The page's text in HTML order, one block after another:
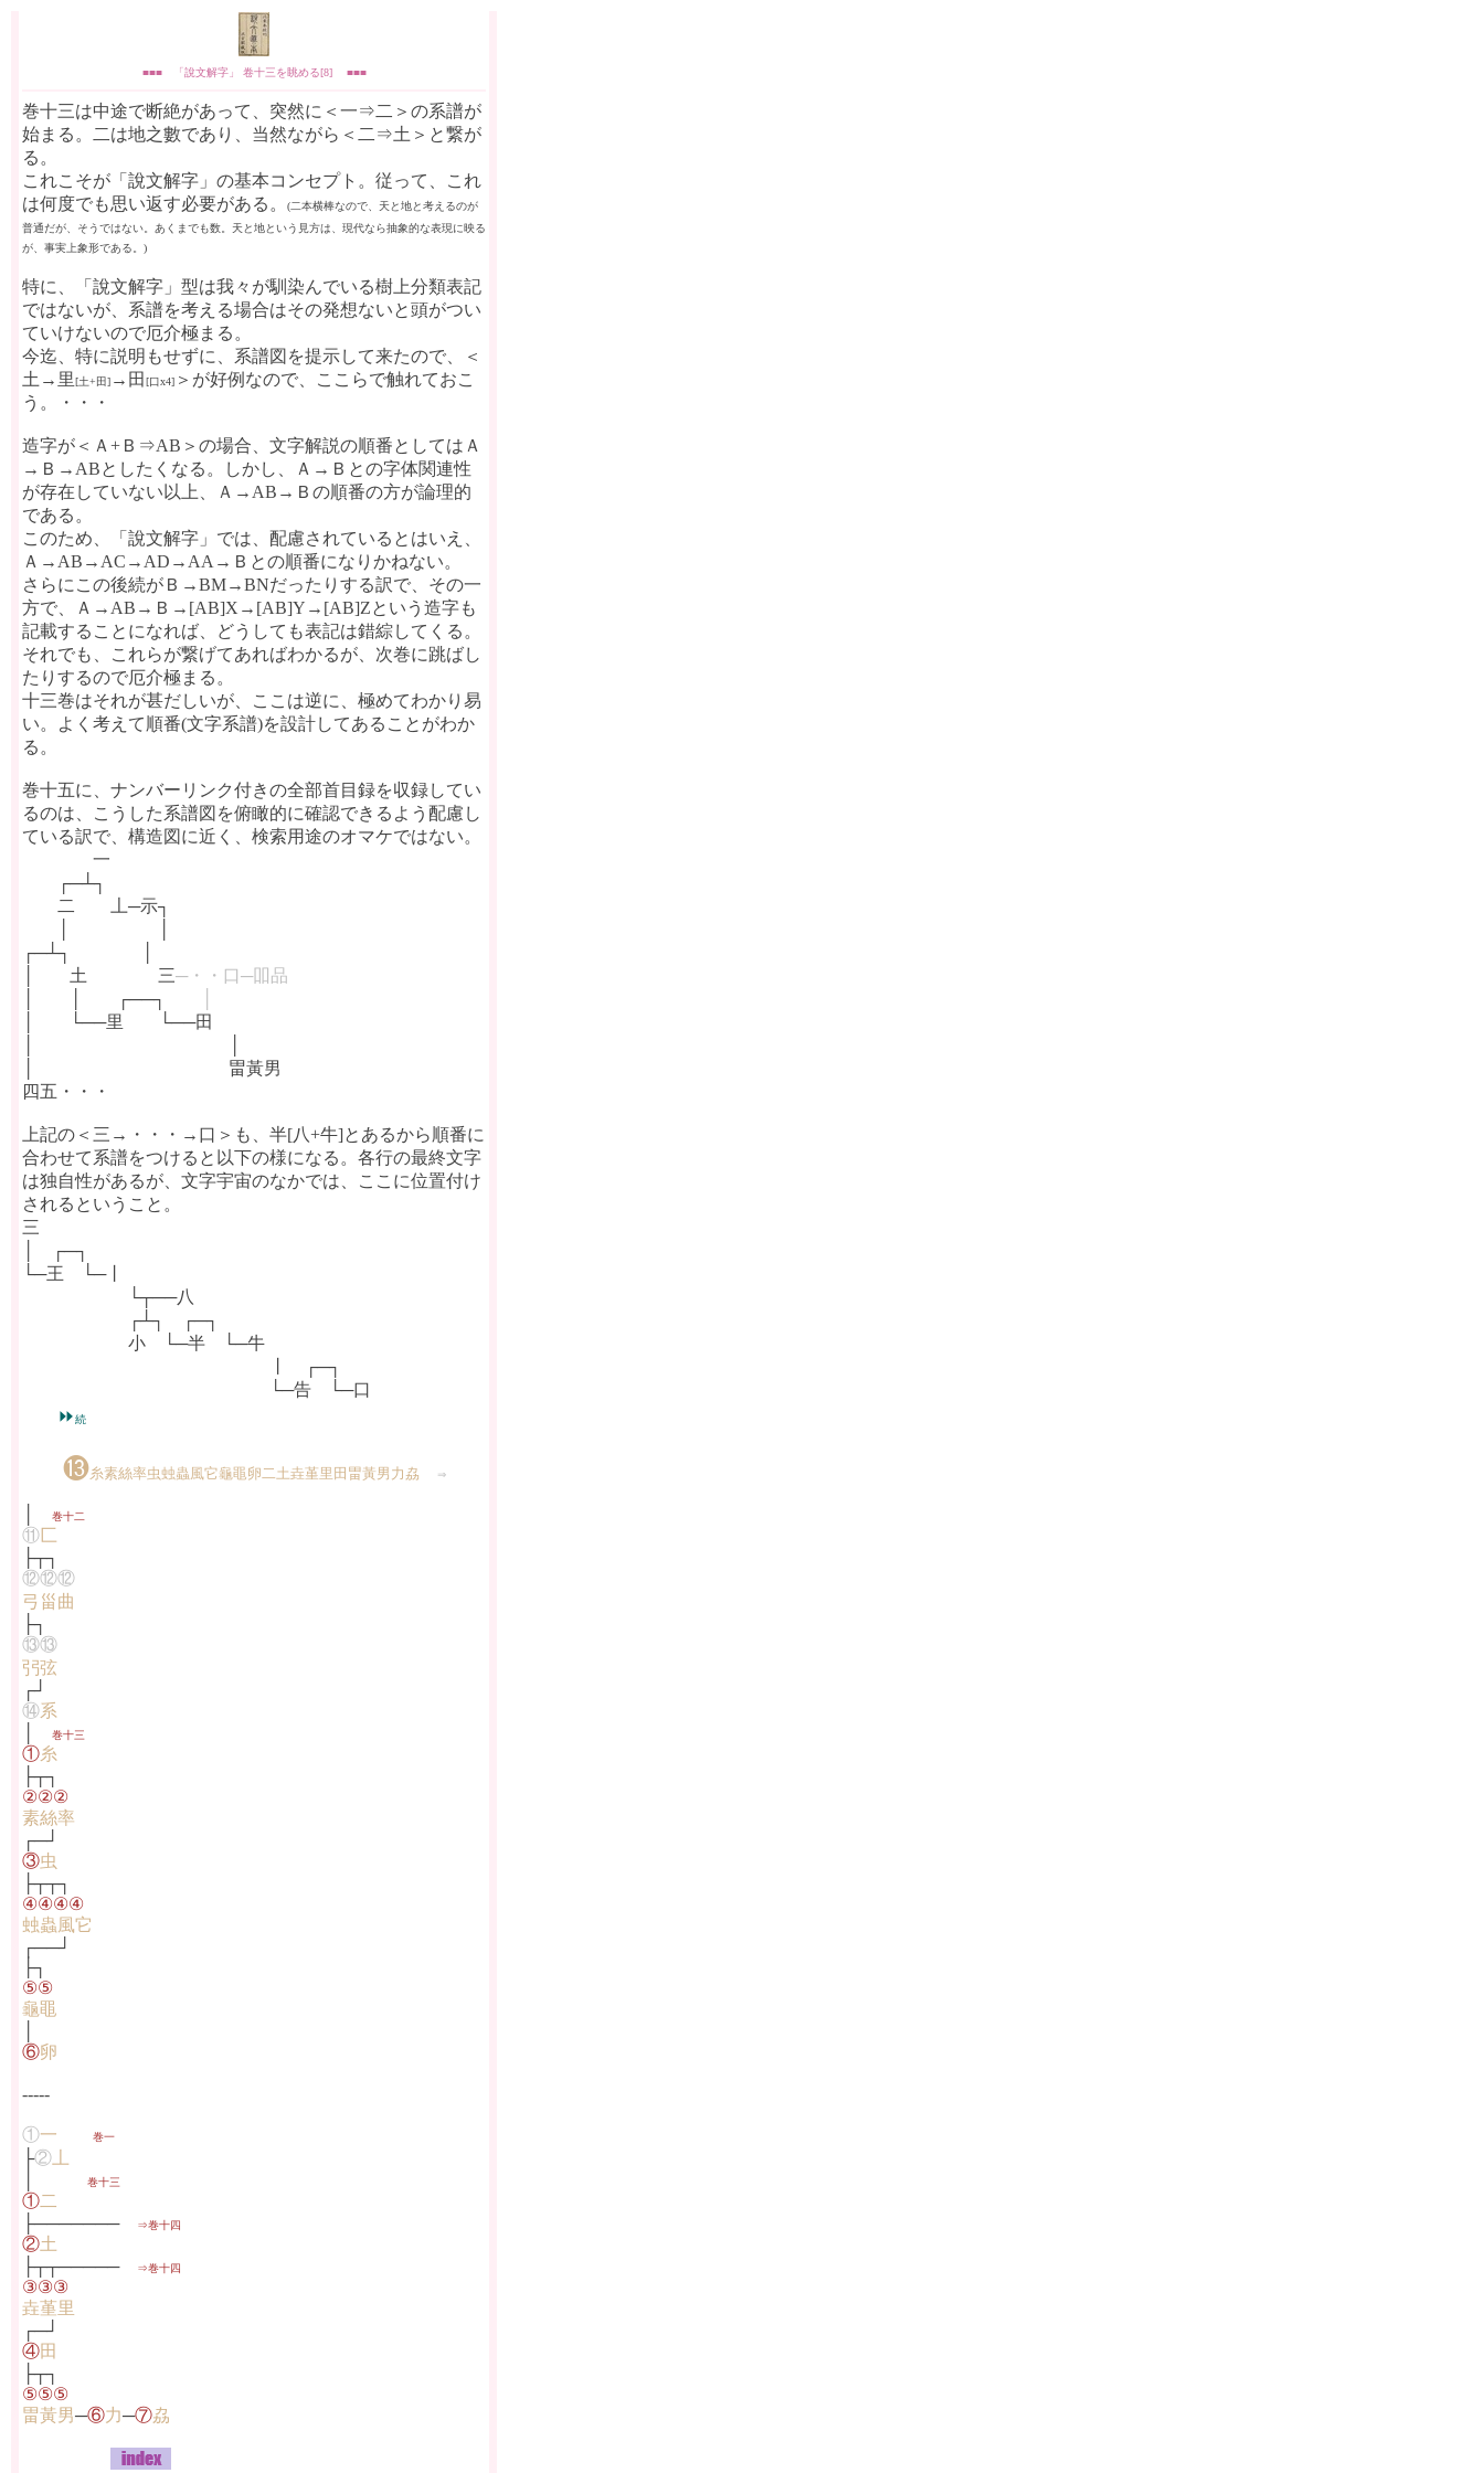
■■■ 「說文解字」 卷十三を眺める[8] ■■■
巻十三は中途で断絶があって、突然に＜一⇒二＞の系譜が
始まる。二は地之數であり、当然ながら＜二⇒土＞と繋が
る。
これこそが「說文解字」の基本コンセプト。従って、これ
は何度でも思い返す必要がある。
(二本横棒なので、天と地と考えるのが
普通だが、そうではない。あくまでも数。天と地という見方は、現代なら抽象的な表現に映る
が、事実上象形である。)
特に、「說文解字」型は我々が馴染んでいる樹上分類表記
ではないが、系譜を考える場合はその発想ないと頭がつい
ていけないので厄介極まる。
今迄、特に説明もせずに、系譜図を提示して来たので、＜
土→里[土+田] →田 [口x4] ＞が好例なので、ここらで触れておこ
う。・・・
造字が＜Ａ+Ｂ⇒AB＞の場合、文字解説の順番としてはＡ
→Ｂ→ABとしたくなる。しかし、Ａ→Ｂとの字体関連性
が存在していない以上、Ａ→AB→Ｂの順番の方が論理的
である。
このため、「說文解字」では、配慮されているとはいえ、
Ａ→AB→AC→AD→AA→Ｂとの順番になりかねない。
さらにこの後続がＢ→BM→BNだったりする訳で、その一
方で、Ａ→AB→Ｂ→[AB]X→[AB]Y→[AB]Zという造字も
記載することになれば、どうしても表記は錯綜してくる。
それでも、これらが繋げてあればわかるが、次巻に跳ばし
たりするので厄介極まる。
十三巻はそれが甚だしいが、ここは逆に、極めてわかり易
い。よく考えて順番(文字系譜)を設計してあることがわか
る。
巻十五に、ナンバーリンク付きの全部首目録を収録してい
るのは、こうした系譜図を俯瞰的に確認できるよう配慮し
ている訳で、構造図に近く、検索用途のオマケではない。
一
┌─┴┐
二
丄─示┐
┌─┴┐
土 三─・・口─吅品
┌──┐
└──里
└──田
畕黃男
四五・・・
上記の＜三→・・・→口＞も、半[八+牛]とあるから順番に
合わせて系譜をつけると以下の様になる。各行の最終文字
は独自性があるが、文字宇宙のなかでは、ここに位置付け
されるということ。
三
┌─┐
└─王
└─丨
└┬──八
┌┴┐
┌─┐
小 └─半
└─牛
┌─┐
└─告 └─口
⏩続
⓭糸素絲率虫䖵蟲風它龜黽卵二土垚堇里田畕黃男力劦 ⇒
巻十二
⑪匚
├┬┐
⑫⑫⑫
弓甾曲
├┐
⑬⑬
弜弦
┌┘
⑭系
巻十三
①糸
├┬┐
②②②
素絲率
┌─┘
③虫
├┬┬┐
④④④④
䖵蟲風它
┌──┘
├┐
⑤⑤
龜黽
⑥卵
-----
①一 巻一
├②
巻十三
①二
├───────
⇒巻十四
②土
├┬┬─────
⇒巻十四
③③③
垚堇里
┌─┘
④田
├┬┐
⑤⑤⑤
畕黃男─⑥力─⑦劦